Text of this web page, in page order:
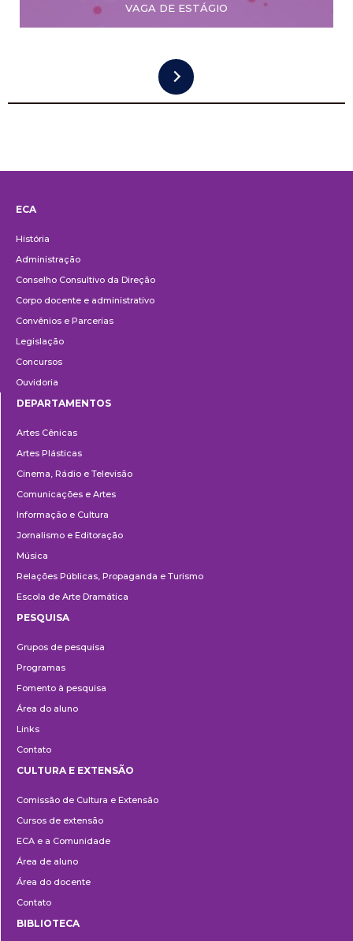
VAGA DE ESTÁGIO
ECA
História
Administração
Conselho Consultivo da Direção
Corpo docente e administrativo
Convênios e Parcerias
Legislação
Concursos
Ouvidoria
DEPARTAMENTOS
Artes Cênicas
Artes Plásticas
Cinema, Rádio e Televisão
Comunicações e Artes
Informação e Cultura
Jornalismo e Editoração
Música
Relações Públicas, Propaganda e Turismo
Escola de Arte Dramática
PESQUISA
Grupos de pesquisa
Programas
Fomento à pesquisa
Área do aluno
Links
Contato
e
Extensão
CULTURA E EXTENSÃO
Comissão de Cultura e Extensão
Cursos de extensão
ECA e a Comunidade
Área de aluno
Área do docente
Contato
BIBLIOTECA